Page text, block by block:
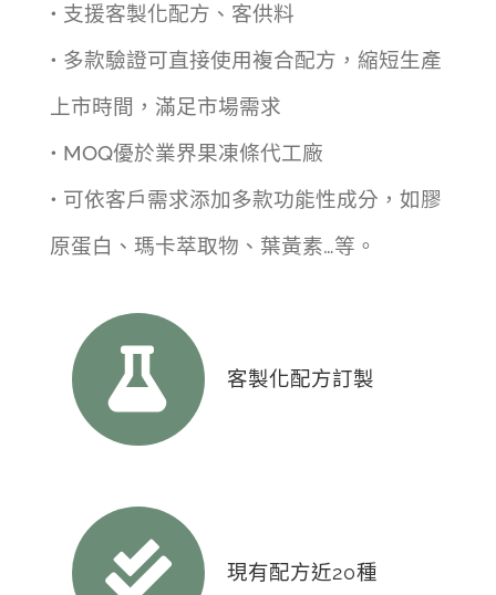
• 支援客製化配方、客供料
• 多款驗證可直接使用複合配方，縮短生產
上市時間，滿足市場需求
• MOQ優於業界果凍條代工廠
• 可依客戶需求添加多款功能性成分，如膠
原蛋白、瑪卡萃取物、葉黃素…等。
客製化配方訂製
現有配方近20種